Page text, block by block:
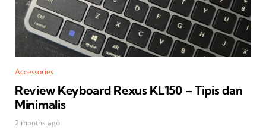
Accessories
Review Keyboard Rexus KL150 – Tipis dan
Minimalis
2 months ago